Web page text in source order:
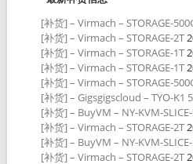
[补货] – Virmach – STORAGE-
[补货] – Virmach – STORAGE-2T
[补货] – Virmach – STORAGE-1T
[补货] – Virmach – STORAGE-1T
[补货] – Virmach – STORAGE-
[补货] – Gigsgigscloud – TYO-K1
[补货] – BuyVM – NY-KVM-
[补货] – Virmach – STORAGE-2T
[补货] – BuyVM – NY-KVM-
[补货] – Virmach – STORAGE-2T